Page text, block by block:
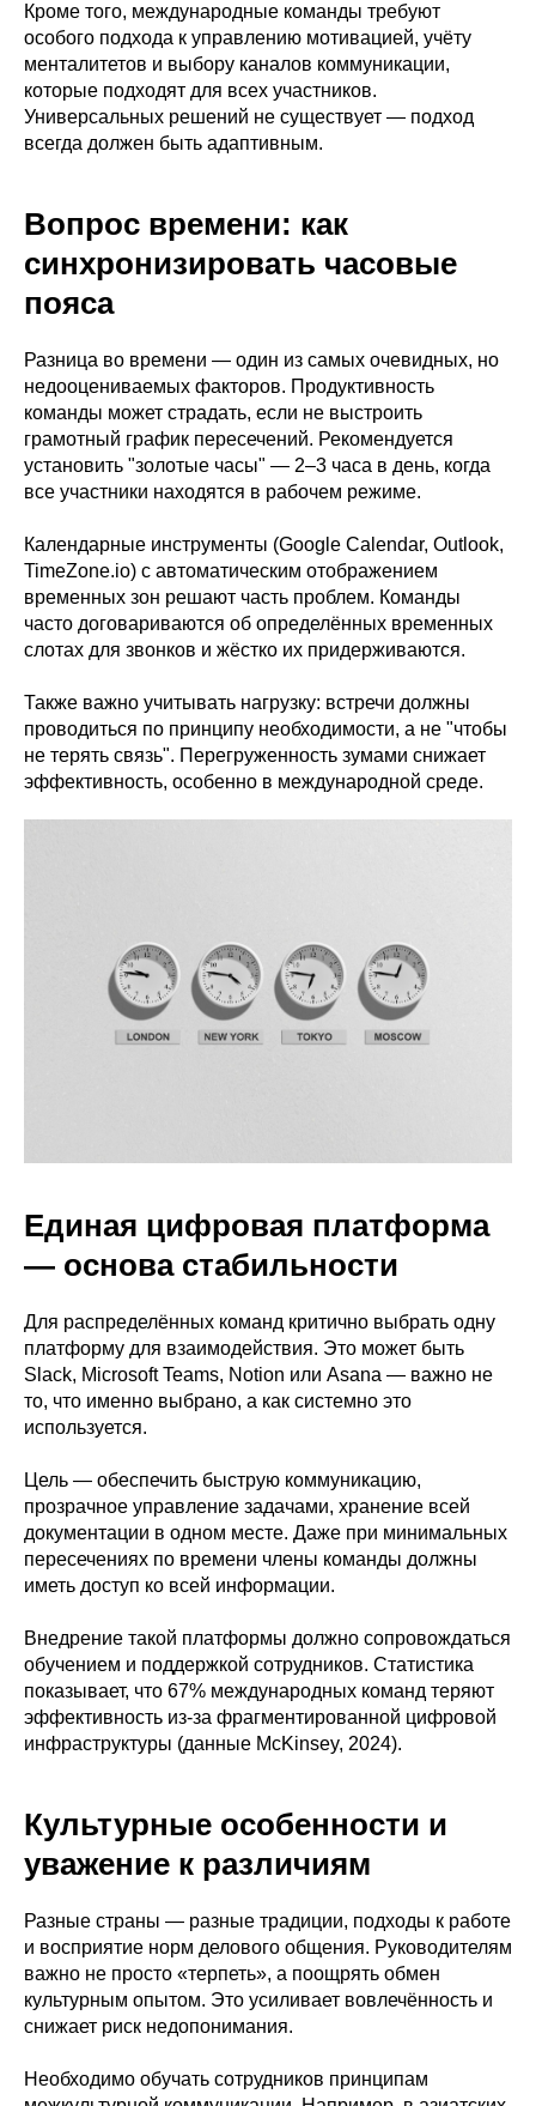
Кроме того, международные команды требуют
особого подхода к управлению мотивацией, учёту
менталитетов и выбору каналов коммуникации,
которые подходят для всех участников.
Универсальных решений не существует — подход
всегда должен быть адаптивным.
Вопрос времени: как
синхронизировать часовые
пояса
Разница во времени — один из самых очевидных, но
недооцениваемых факторов. Продуктивность
команды может страдать, если не выстроить
грамотный график пересечений. Рекомендуется
установить "золотые часы" — 2–3 часа в день, когда
все участники находятся в рабочем режиме.
Календарные инструменты (Google Calendar, Outlook,
TimeZone.io) с автоматическим отображением
временных зон решают часть проблем. Команды
часто договариваются об определённых временных
слотах для звонков и жёстко их придерживаются.
Также важно учитывать нагрузку: встречи должны
проводиться по принципу необходимости, а не "чтобы
не терять связь". Перегруженность зумами снижает
эффективность, особенно в международной среде.
Единая цифровая платформа
— основа стабильности
Для распределённых команд критично выбрать одну
платформу для взаимодействия. Это может быть
Slack, Microsoft Teams, Notion или Asana — важно не
то, что именно выбрано, а как системно это
используется.
Цель — обеспечить быструю коммуникацию,
прозрачное управление задачами, хранение всей
документации в одном месте. Даже при минимальных
пересечениях по времени члены команды должны
иметь доступ ко всей информации.
Внедрение такой платформы должно сопровождаться
обучением и поддержкой сотрудников. Статистика
показывает, что 67% международных команд теряют
эффективность из-за фрагментированной цифровой
инфраструктуры (данные McKinsey, 2024).
Культурные особенности и
уважение к различиям
Разные страны — разные традиции, подходы к работе
и восприятие норм делового общения. Руководителям
важно не просто «терпеть», а поощрять обмен
культурным опытом. Это усиливает вовлечённость и
снижает риск недопонимания.
Необходимо обучать сотрудников принципам